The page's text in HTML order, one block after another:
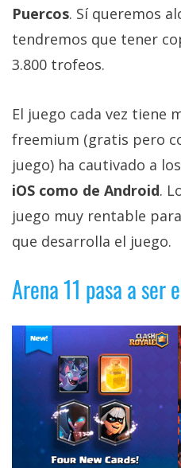
Contacto
/
Sobre
nosotros
Publicidad
/
Cambiar
opciones
de
privacidad
/
comunicación
digital donde
encontrarás
todas las
noticias sobre
tecnología,
móviles,
ordenadores,
Puercos. Sí queremos
tendremos que tener
3.800 trofeos.
El juego cada vez tiene
freemium (gratis pero
juego) ha cautivado a
iOS como de Android.
juego muy rentable
que desarrolla el juego.
Arena 11 pasa a ser